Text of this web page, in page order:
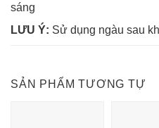
sáng
LƯU Ý: Sử dụng ngàu sau
SẢN PHẨM TƯƠNG TỰ